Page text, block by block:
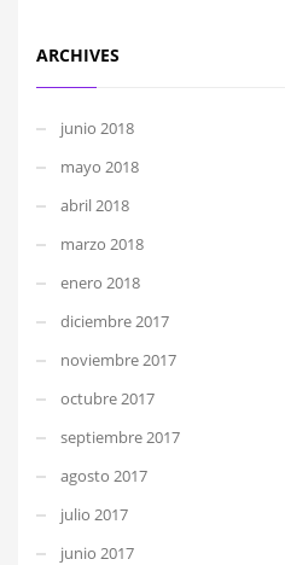
ARCHIVES
junio 2018
mayo 2018
abril 2018
marzo 2018
enero 2018
diciembre 2017
noviembre 2017
octubre 2017
septiembre 2017
agosto 2017
julio 2017
junio 2017